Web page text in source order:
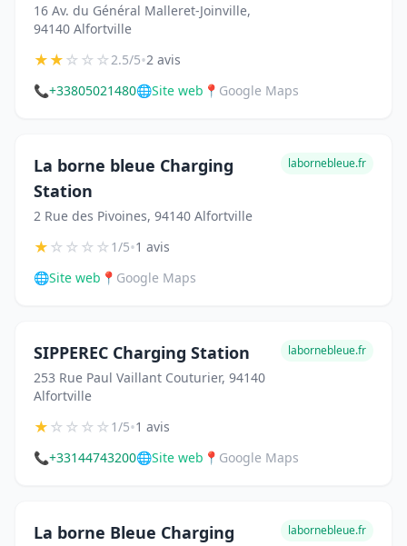
16 Av. du Général Malleret-Joinville,
94140 Alfortville
★★☆☆☆2.5/5•2 avis
📞+33805021480🌐Site web 📍 Google Maps
La borne bleue Charging
Station
2 Rue des Pivoines, 94140 Alfortville
labornebleue.fr
★☆☆☆☆1/5•1 avis
🌐Site web 📍 Google Maps
SIPPEREC Charging Station
253 Rue Paul Vaillant Couturier, 94140
Alfortville
labornebleue.fr
★☆☆☆☆1/5•1 avis
📞+33144743200🌐Site web 📍 Google Maps
La borne Bleue Charging labornebleue.fr